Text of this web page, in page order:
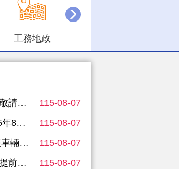
工務地政
115-08-07
安全
115-08-07
安全
115-08-07
安全
115-08-07
安全